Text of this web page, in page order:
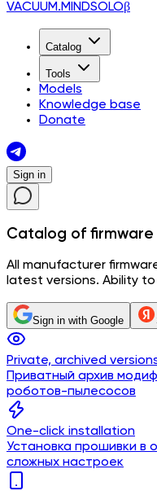
VACUUM.MINDSOLOβ
Catalog
Tools
Models
Knowledge base
Donate
Sign in
Catalog of firmware
All manufacturer
latest versions. Ability
Sign in with Google
Private, archived
Приватный архив
роботов-пылесосов
One-click installation
Установка прошивки в
сложных настроек